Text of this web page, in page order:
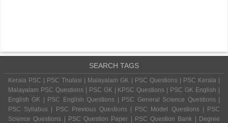
SEARCH TAGS
Kerala PSC | PSC Thulasi | Malayalam GK | PSC Questions | PSC Kerala |
Malayalam PSC Questions | PSC GK | KPSC Questions | PSC GK English |
English GK | PSC English Questions | PSC General Science Questions |
PSC Syllabus | PSC Previous Questions | PSC Model Questions | PSC
Science Questions | PSC Question Paper | PSC Question Bank | Degree